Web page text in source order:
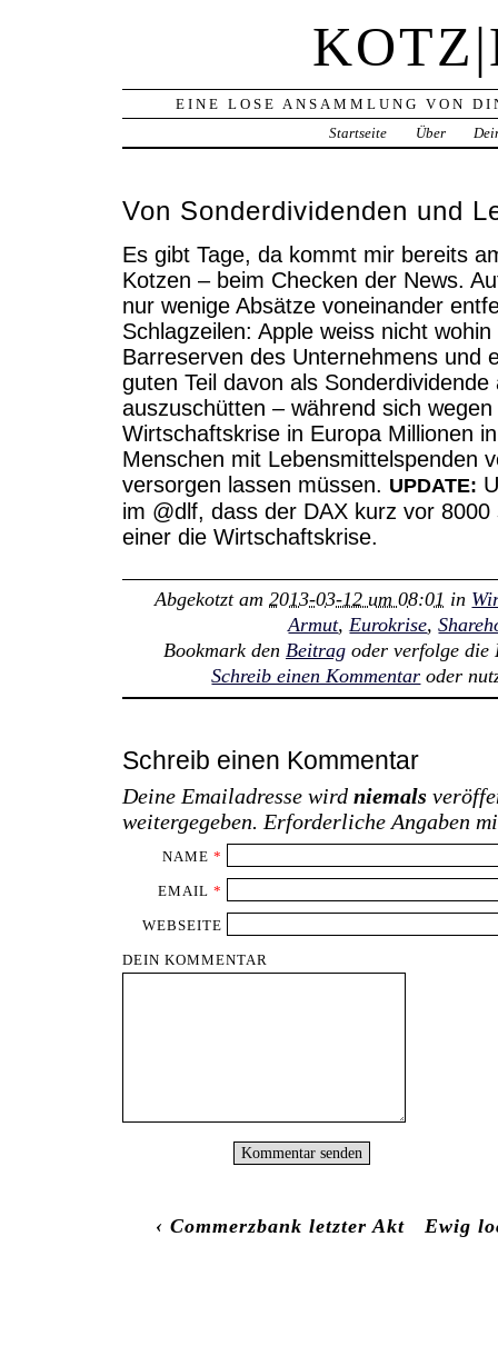
EINE LOSE ANSAMMLUNG VON
Startseite
Über
Von Sonderdividenden und
Es gibt Tage, da kommt mir bereits
Kotzen – beim Checken der News.
nur wenige Absätze voneinander
Schlagzeilen: Apple weiss nicht
Barreserven des Unternehmens und
guten Teil davon als Sonderdividende
auszuschütten – während sich
Wirtschaftskrise in Europa Millionen
Menschen mit Lebensmittelspenden
versorgen lassen müssen. UPDATE:
im @dlf, dass der DAX kurz vor
einer die Wirtschaftskrise.
Abgekotzt am2013-03-12 um 08:01 in
Armut,Eurokrise,
Bookmark den Beitragoder verfolge die
Schreib einen Kommentar oder
Schreib einen Kommentar
Deine Emailadresse wird niemals
weitergegeben. Erforderliche Angaben
NAME *
EMAIL *
WEBSEITE
DEIN KOMMENTAR
‹ Commerzbank letzter Akt Ewig